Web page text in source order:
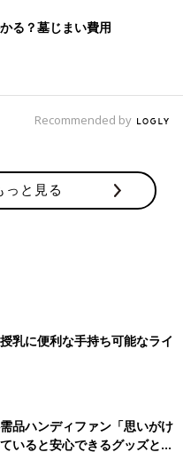
シェアした投稿-
階に調節可能。扇風機として
る？墓じまい費用
Recommended by
っと見る
乳に便利な手持ち可能なライ
品ハンディファン「思いがけ
いると安心できるグッズと